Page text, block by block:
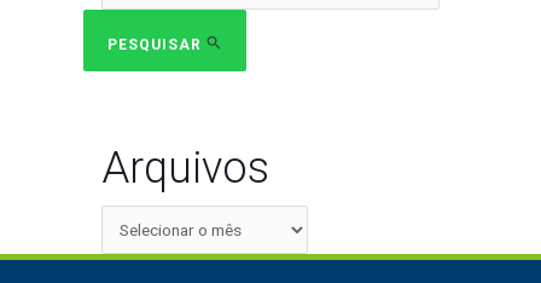
PESQUISAR
Arquivos